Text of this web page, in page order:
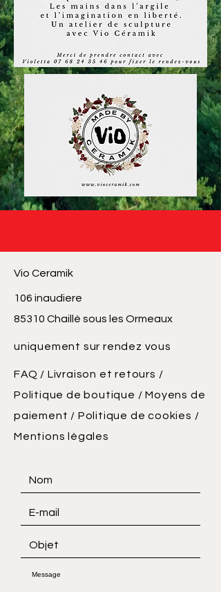
Vio Ceramik
106 inaudiere
85310 Chaillé sous les Ormeaux
uniquement sur rendez vous
FAQ / Livraison et retours /
Politique de boutique /Moyens de
paiement / Politique de cookies /
Mentions légales